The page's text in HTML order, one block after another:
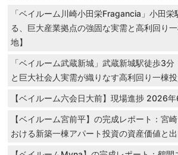
「ベイルーム川崎小田栄Fragancia」小田
る、巨大産業拠点の強固な実需と高利回り
地】
「ベイルーム武蔵新城」武蔵新城駅徒歩3
と巨大社会人実需が織りなす高利回り一棟投
【ベイルーム六会日大前】現場進捗 2026
【ベイルーム宮前平】の完成レポート：宮
おける新築一棟アパート投資の資産価値と